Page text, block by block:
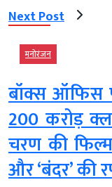
Next Post
मनोरंजन
बॉक्स ऑफिस
200 करोड़
चरण की
और ‘बंदर’ की